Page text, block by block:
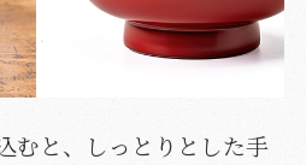
むと、しっとりとした手